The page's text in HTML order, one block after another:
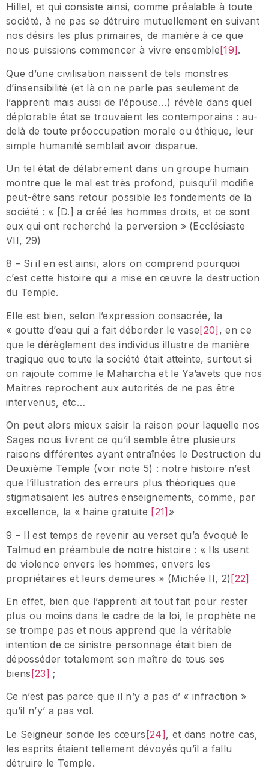
Hillel, et qui consiste ainsi, comme préalable à toute
société, à ne pas se détruire mutuellement en suivant
nos désirs les plus primaires, de manière à ce que
nous puissions commencer à vivre ensemble [19] .
Que d’une civilisation naissent de tels monstres
d’insensibilité (et là on ne parle pas seulement de
l’apprenti mais aussi de l’épouse…) révèle dans quel
déplorable état se trouvaient les contemporains : au-
delà de toute préoccupation morale ou éthique, leur
simple humanité semblait avoir disparue.
Un tel état de délabrement dans un groupe humain
montre que le mal est très profond, puisqu’il modifie
peut-être sans retour possible les fondements de la
société : « [D.] a créé les hommes droits, et ce sont
eux qui ont recherché la perversion » (Ecclésiaste
VII, 29)
8 – Si il en est ainsi, alors on comprend pourquoi
c’est cette histoire qui a mise en œuvre la destruction
du Temple.
Elle est bien, selon l’expression consacrée, la
« goutte d’eau qui a fait déborder le vase[20], en ce
que le dérèglement des individus illustre de manière
tragique que toute la société était atteinte, surtout si
on rajoute comme le Maharcha et le Ya’avets que nos
Maîtres reprochent aux autorités de ne pas être
intervenus, etc…
On peut alors mieux saisir la raison pour laquelle nos
Sages nous livrent ce qu’il semble être plusieurs
raisons différentes ayant entraînées le Destruction du
Deuxième Temple (voir note 5) : notre histoire n’est
que l’illustration des erreurs plus théoriques que
stigmatisaient les autres enseignements, comme, par
excellence, la « haine gratuite [21] »
9 – Il est temps de revenir au verset qu’a évoqué le
Talmud en préambule de notre histoire : « Ils usent
de violence envers les hommes, envers les
propriétaires et leurs demeures » (Michée II, 2)[22]
En effet, bien que l’apprenti ait tout fait pour rester
plus ou moins dans le cadre de la loi, le prophète ne
se trompe pas et nous apprend que la véritable
intention de ce sinistre personnage était bien de
déposséder totalement son maître de tous ses
biens[23] ;
Ce n’est pas parce que il n’y a pas d’ « infraction »
qu’il n’y’ a pas vol.
Le Seigneur sonde les cœurs[24], et dans notre cas,
les esprits étaient tellement dévoyés qu’il a fallu
détruire le Temple.